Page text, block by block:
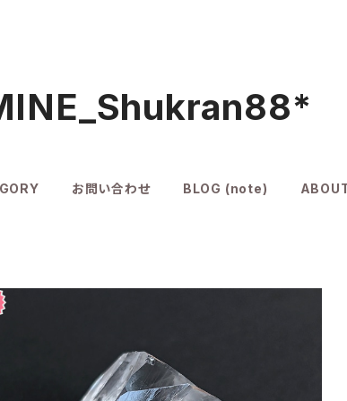
お問い合わせ BLOG (note)